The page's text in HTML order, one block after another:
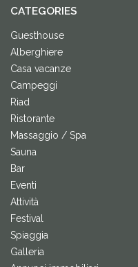
CATEGORIES
Guesthouse
Alberghiere
Casa vacanze
Campeggi
Riad
Ristorante
Massaggio / Spa
Sauna
Bar
Eventi
Attività
Festival
Spiaggia
Galleria